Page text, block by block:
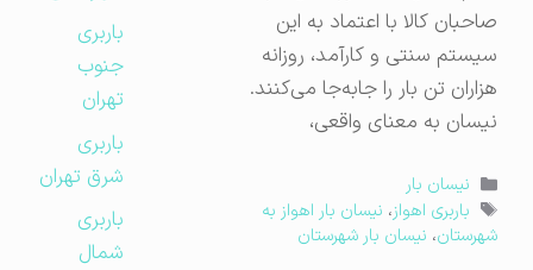
صاحبان کالا با اعتماد به این
سیستم سنتی و کارآمد، روزانه
هزاران تن بار را جابه‌جا می‌کنند.
نیسان به معنای واقعی،
دسته‌ها
نیسان بار
برچسب‌ها
باربری اهواز ،نیسان بار اهواز به
شهرستان،نیسان بار شهرستان
باربری
جنوب
تهران
باربری
شرق تهران
باربری
شمال